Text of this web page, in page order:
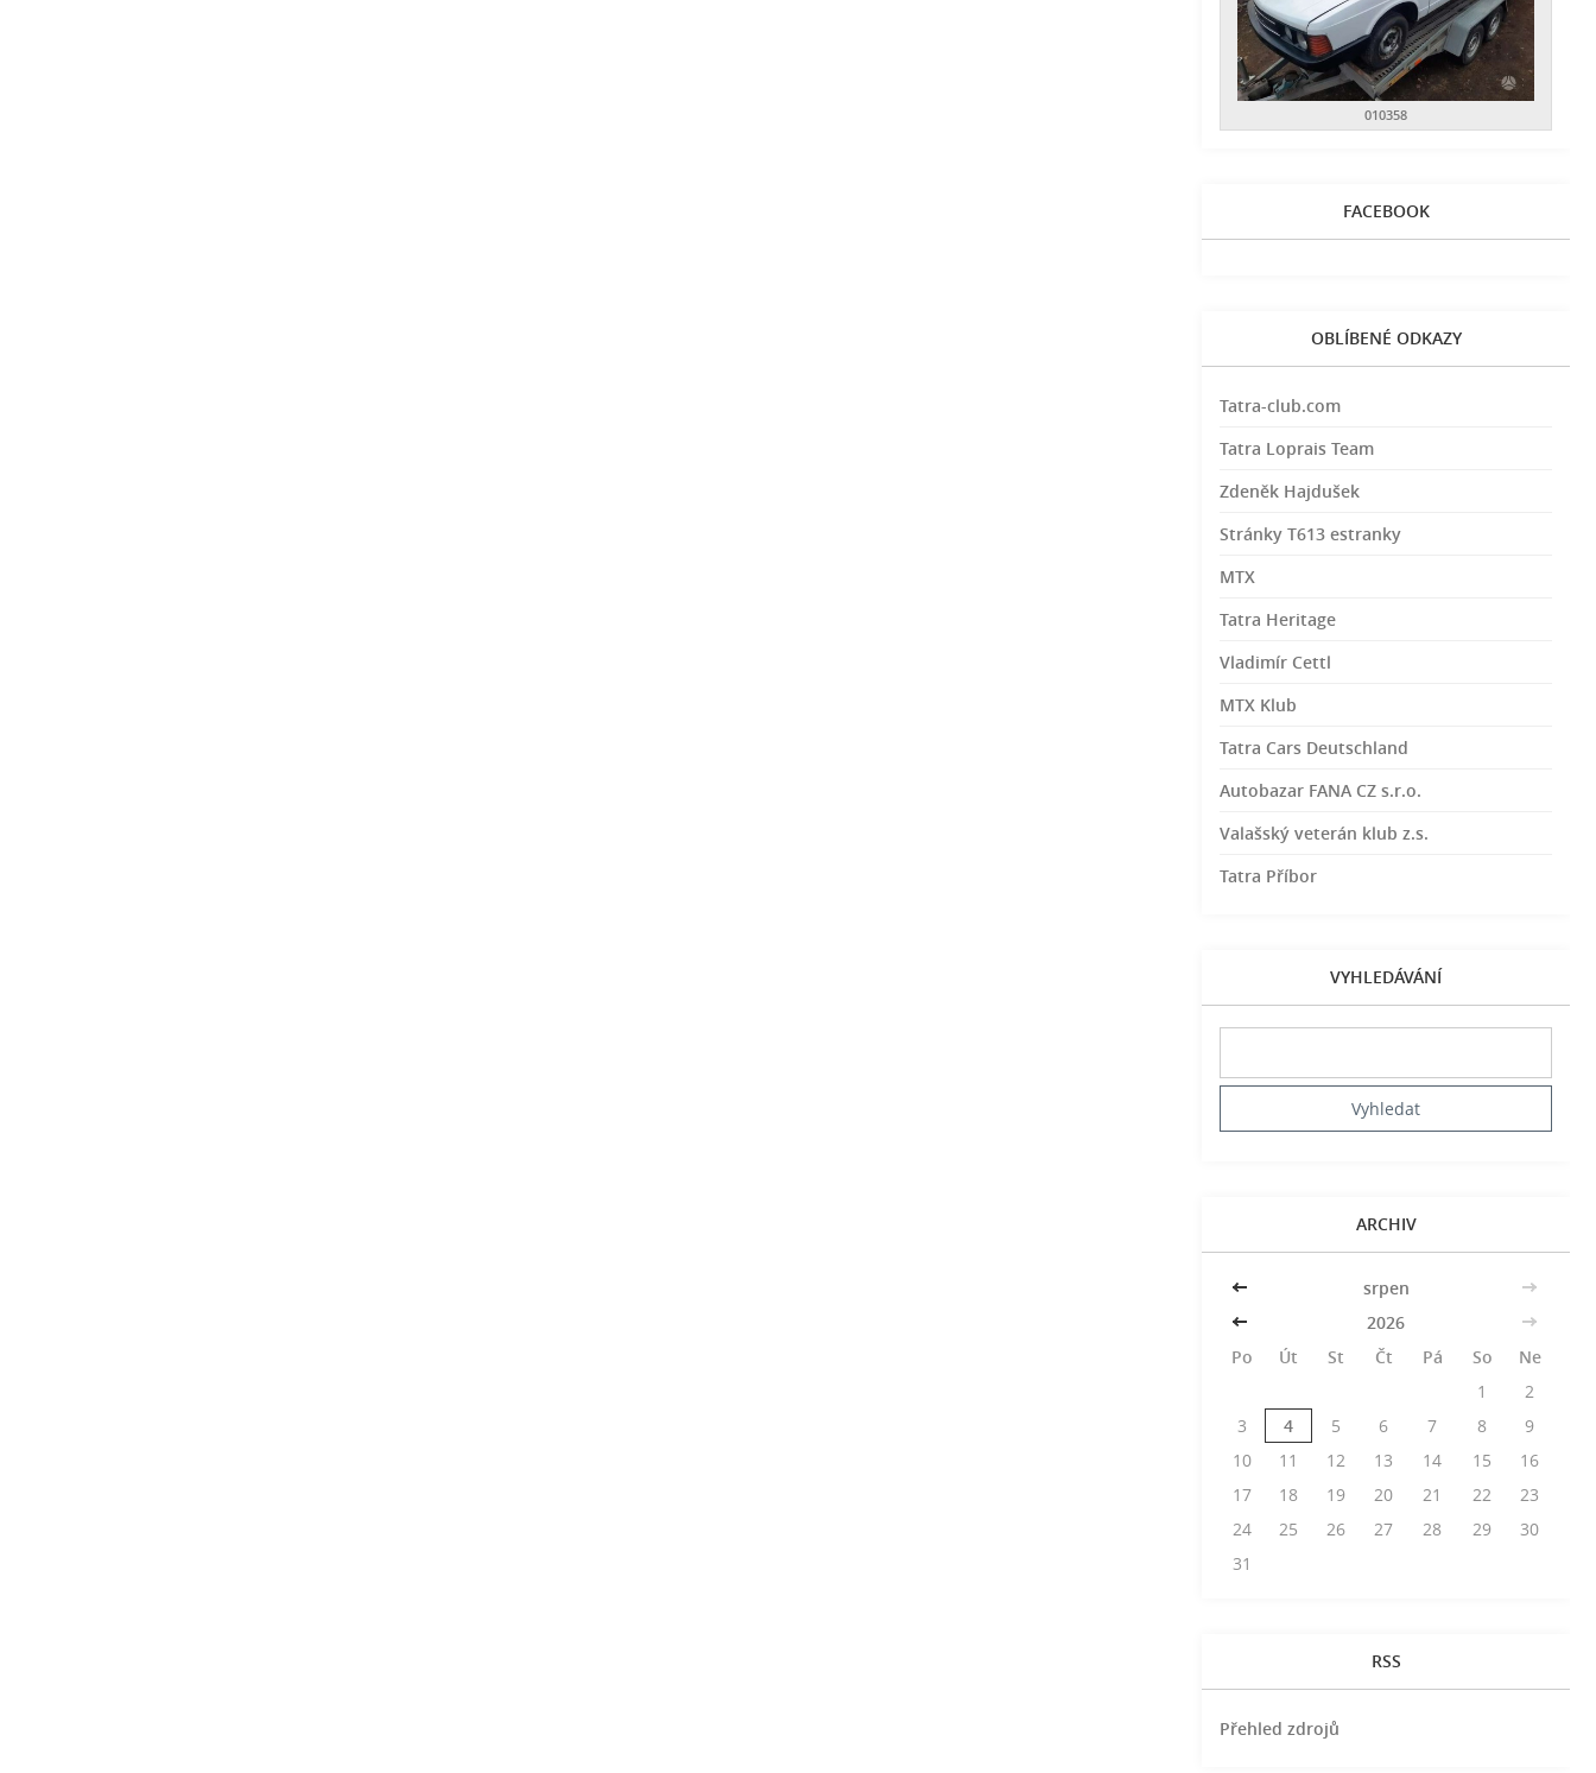
010358
FACEBOOK
OBLÍBENÉ ODKAZY
Tatra-club.com
Tatra Loprais Team
Zdeněk Hajdušek
Stránky T613 estranky
MTX
Tatra Heritage
Vladimír Cettl
MTX Klub
Tatra Cars Deutschland
Autobazar FANA CZ s.r.o.
Valašský veterán klub z.s.
Tatra Příbor
VYHLEDÁVÁNÍ
ARCHIV
<< srpen
>>
<<
2026
>>
Po
Út St Čt Pá So
Ne
1
2
3
4 5 6 7 8
9
10
11 12 13 14 15
16
17
18 19 20 21 22
23
24
25 26 27 28 29
30
31
RSS
Přehled zdrojů